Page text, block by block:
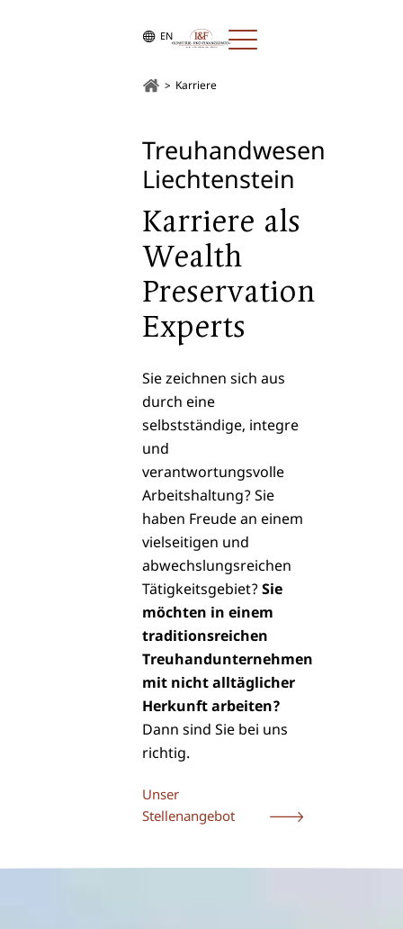
EN
Karriere
Treuhandwesen
Liechtenstein
Karriere als
Wealth
Preservation
Experts
Sie zeichnen sich aus
durch eine
selbstständige, integre
und
verantwortungsvolle
Arbeitshaltung? Sie
haben Freude an einem
vielseitigen und
abwechslungsreichen
Tätigkeitsgebiet?Sie
möchten in einem
traditionsreichen
Treuhandunternehmen
mit nicht alltäglicher
Herkunft arbeiten?
Dann sind Sie bei uns
richtig.
Unser
Stellenangebot